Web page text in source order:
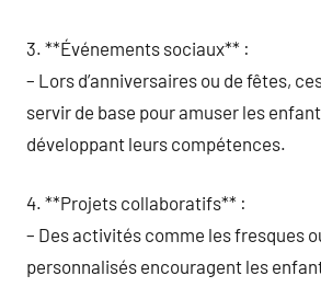
3. **Événements sociaux** :
– Lors d’anniversaires ou de fêtes,
servir de base pour amuser les
développant leurs compétences.
4. **Projets collaboratifs** :
– Des activités comme les fresques
personnalisés encouragent les